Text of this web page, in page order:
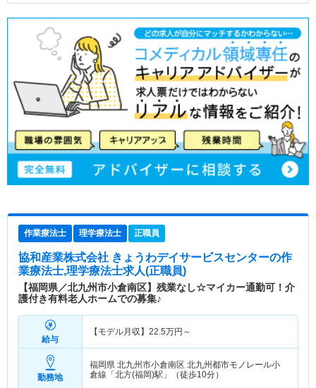
作業療法士 理学療法士 正職員
協和産業株式会社 きょうわデイサービスセンターの作
業療法士,理学療法士求人(正職員)
【福岡県／北九州市小倉南区】残業なし☆マイカー通勤可！介
護付き有料老人ホームでの募集♪
給与
【モデル月収】 22.5万円～
勤務地
福岡県 北九州市小倉南区 北九州都市モノレール小
倉線「北方(福岡)駅」（徒歩10分）